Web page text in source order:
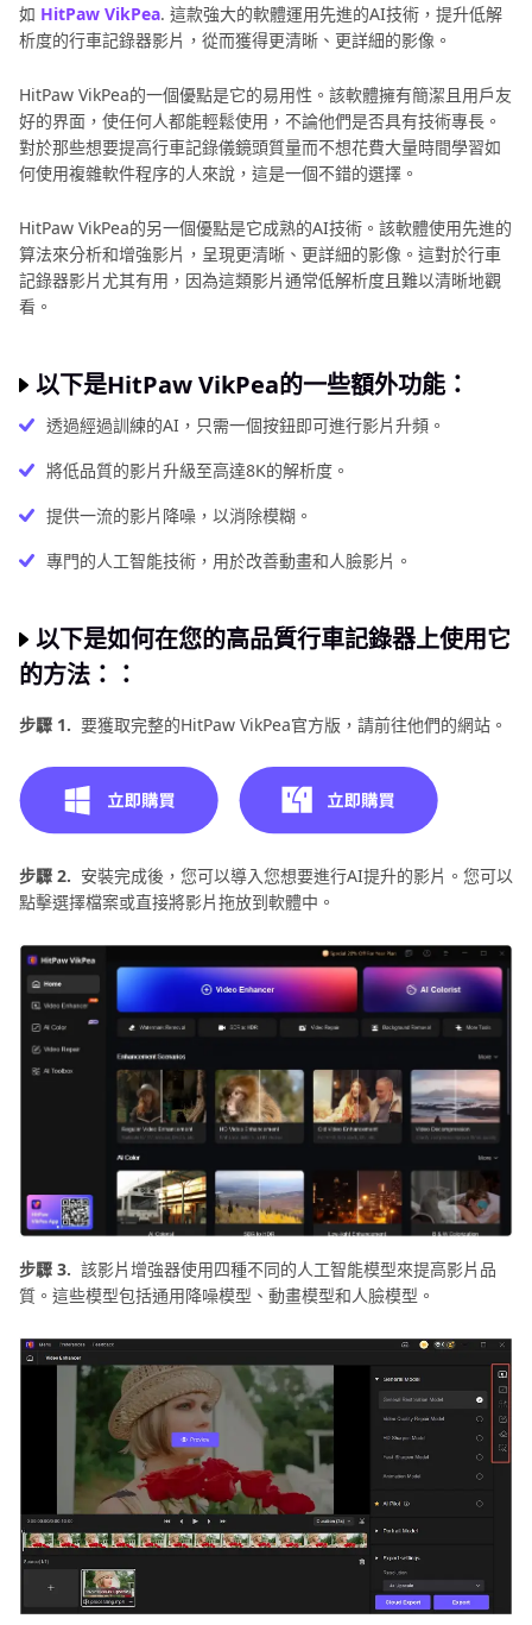
如 HitPaw VikPea. 這款強大的軟體運用先進的AI技術，提升低解
析度的行車記錄器影片，從而獲得更清晰、更詳細的影像。
HitPaw VikPea的一個優點是它的易用性。該軟體擁有簡潔且用戶友
好的界面，使任何人都能輕鬆使用，不論他們是否具有技術專長。
對於那些想要提高行車記錄儀鏡頭質量而不想花費大量時間學習如
何使用複雜軟件程序的人來說，這是一個不錯的選擇。
HitPaw VikPea的另一個優點是它成熟的AI技術。該軟體使用先進的
算法來分析和增強影片，呈現更清晰、更詳細的影像。這對於行車
記錄器影片尤其有用，因為這類影片通常低解析度且難以清晰地觀
看。
以下是HitPaw VikPea的一些額外功能：
透過經過訓練的AI，只需一個按鈕即可進行影片升頻。
將低品質的影片升級至高達8K的解析度。
提供一流的影片降噪，以消除模糊。
專門的人工智能技術，用於改善動畫和人臉影片。
以下是如何在您的高品質行車記錄器上使用它
的方法：：
步驟 1. 要獲取完整的HitPaw VikPea官方版，請前往他們的網站。
步驟 2. 安裝完成後，您可以導入您想要進行AI提升的影片。您可以
點擊選擇檔案或直接將影片拖放到軟體中。
步驟 3. 該影片增強器使用四種不同的人工智能模型來提高影片品
質。這些模型包括通用降噪模型、動畫模型和人臉模型。